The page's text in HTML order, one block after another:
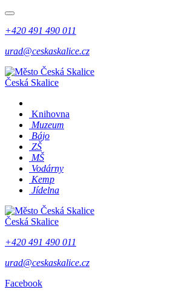
+420 491 490 011
urad@ceskaskalice.cz
Česká Skalice
Knihovna
Muzeum
Bájo
ZŠ
MŠ
Vodárny
Kemp
Jídelna
Česká Skalice
+420 491 490 011
urad@ceskaskalice.cz
Facebook